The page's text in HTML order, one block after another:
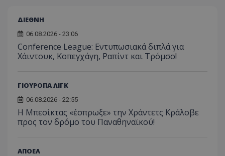
ΔΙΕΘΝΗ
06.08.2026 - 23:06
Conference League: Εντυπωσιακά διπλά για
Χάιντουκ, Κοπεγχάγη, Ραπίντ και Τρόμσο!
ΓΙΟΥΡΟΠΑ ΛΙΓΚ
06.08.2026 - 22:55
Η Μπεσίκτας «έσπρωξε» την Χράντετς Κράλοβε
προς τον δρόμο του Παναθηναϊκού!
ΑΠΟΕΛ